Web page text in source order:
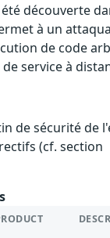
découverte
à un
de code
service à
de sécurité de
(cf. section